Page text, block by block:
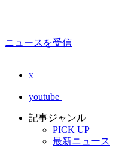
ニュースを受信
x
youtube
記事ジャンル
PICK UP
最新ニュース